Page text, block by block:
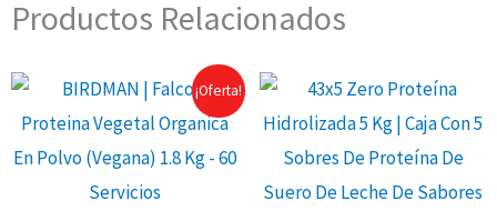
Productos Relacionados
¡Oferta!